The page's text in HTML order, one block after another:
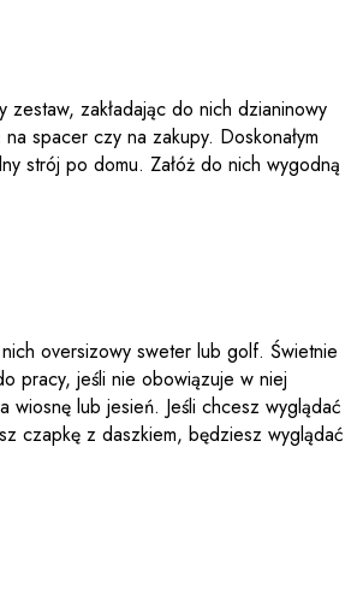
zakładając do nich dzianinowy
spacer czy na zakupy. Doskonałym
strój po domu. Załóż do nich wygodną
oversizowy sweter lub golf. Świetnie
pracy, jeśli nie obowiązuje w niej
lub jesień. Jeśli chcesz wyglądać
czapkę z daszkiem, będziesz wyglądać